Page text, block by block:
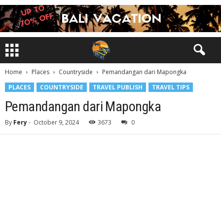
Home Places Countryside
Pemandangan dari Mapongka
PLACES
COUNTRYSIDE TRAVEL PUBLISH TRAVEL TIPS
Pemandangan dari Mapongka
By Fery- October 9, 2024 3673 0